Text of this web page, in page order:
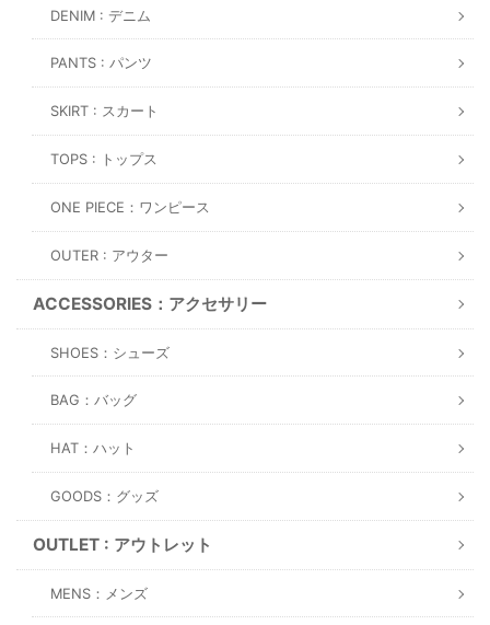
DENIM : デニム
PANTS : パンツ
SKIRT : スカート
TOPS : トップス
ONE PIECE：ワンピース
OUTER : アウター
ACCESSORIES：アクセサリー
SHOES：シューズ
BAG：バッグ
HAT：ハット
GOODS：グッズ
OUTLET : アウトレット
MENS：メンズ